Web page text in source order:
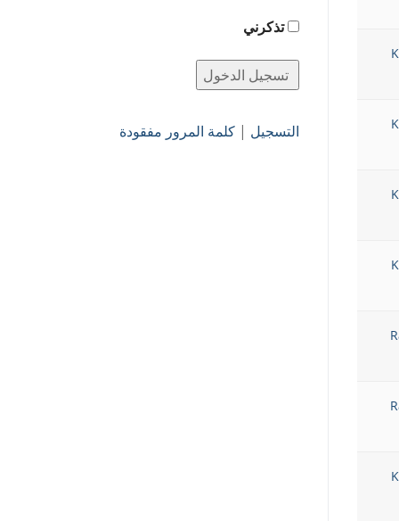
تذكرني
التسجيل | كلمة المرور مفقودة